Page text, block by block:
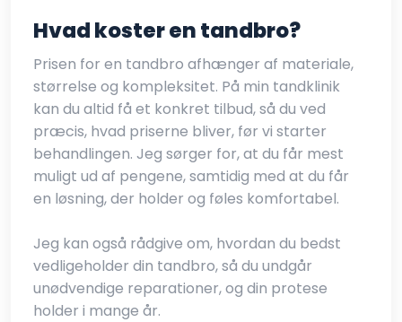
Hvad koster en tandbro?
Prisen for en tandbro afhænger af materiale,
størrelse og kompleksitet. På min tandklinik
kan du altid få et konkret tilbud, så du ved
præcis, hvad priserne bliver, før vi starter
behandlingen. Jeg sørger for, at du får mest
muligt ud af pengene, samtidig med at du får
en løsning, der holder og føles komfortabel.
Jeg kan også rådgive om, hvordan du bedst
vedligeholder din tandbro, så du undgår
unødvendige reparationer, og din protese
holder i mange år.